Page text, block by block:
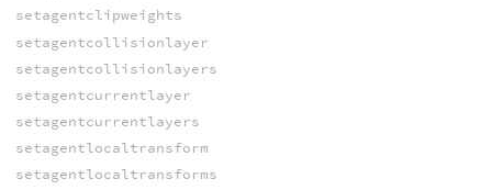
setagentclipweights
setagentcollisionlayer
setagentcollisionlayers
setagentcurrentlayer
setagentcurrentlayers
setagentlocaltransform
setagentlocaltransforms